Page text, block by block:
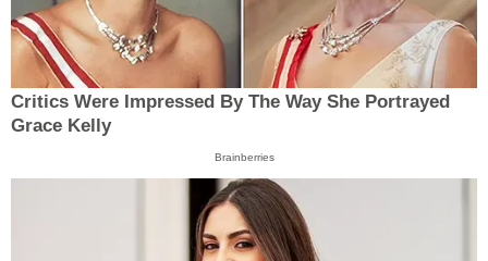
Critics Were Impressed By The Way She Portrayed
Grace Kelly
Brainberries